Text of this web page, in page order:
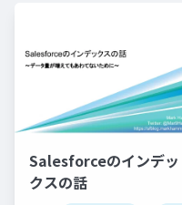
Salesforceのインデッ
クスの話